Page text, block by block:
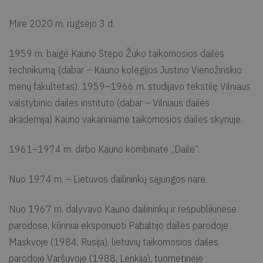
Mirė 2020 m. rugsėjo 3 d.
1959 m. baigė Kauno Stepo Žuko taikomosios dailės
technikumą (dabar – Kauno kolegijos Justino Vienožinskio
menų fakultetas). 1959–1966 m. studijavo tekstilę Vilniaus
valstybinio dailės instituto (dabar – Vilniaus dailės
akademija) Kauno vakariniame taikomosios dailės skyriuje.
1961–1974 m. dirbo Kauno kombinate „Dailė“.
Nuo 1974 m. – Lietuvos dailininkų sąjungos narė.
Nuo 1967 m. dalyvavo Kauno dailininkų ir respublikinėse
parodose, kūriniai eksponuoti Pabaltijo dailės parodoje
Maskvoje (1984, Rusija), lietuvių taikomosios dailės
parodoje Varšuvoje (1988, Lenkija), tuometinėje